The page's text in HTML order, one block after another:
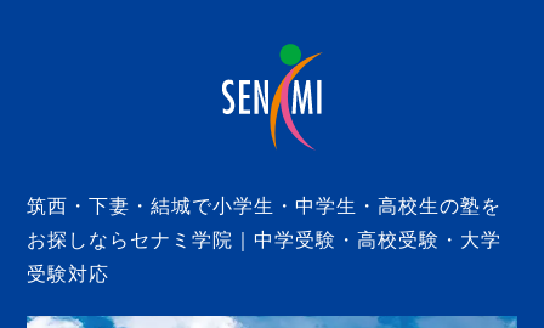
筑西・下妻・結城で小学生・中学生・高校生の塾を
お探しならセナミ学院｜中学受験・高校受験・大学
受験対応